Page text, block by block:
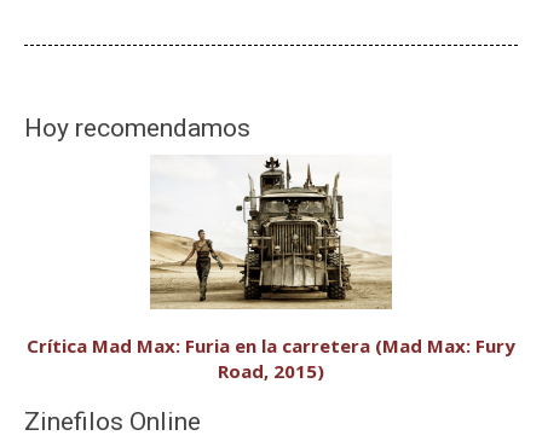
Hoy recomendamos
Crítica Mad Max: Furia en la carretera (Mad Max: Fury
Road, 2015)
Zinefilos Online